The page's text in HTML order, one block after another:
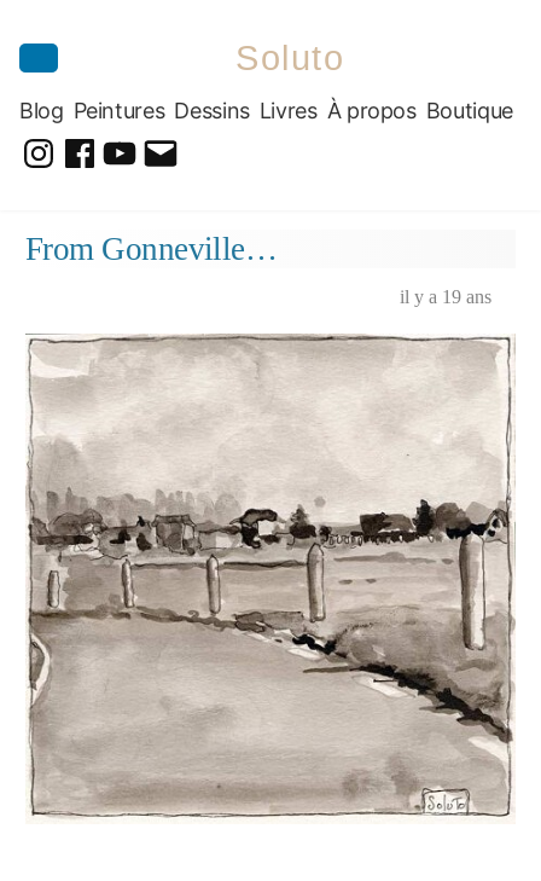
Soluto
Blog Peintures Dessins Livres À propos Boutique
Dessins
From Gonneville…
il y a 19 ans